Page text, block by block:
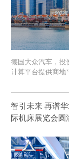
德国大众汽车，投
计算平台提供商地
智引未来 再谱
际机床展览会圆